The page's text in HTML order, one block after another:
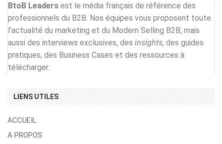
BtoB Leaders est le média français de référence des
professionnels du B2B. Nos équipes vous proposent toute
l’actualité du marketing et du Modern Selling B2B, mais
aussi des interviews exclusives, des insights, des guides
pratiques, des Business Cases et des ressources à
télécharger.
LIENS UTILES
ACCUEIL
A PROPOS